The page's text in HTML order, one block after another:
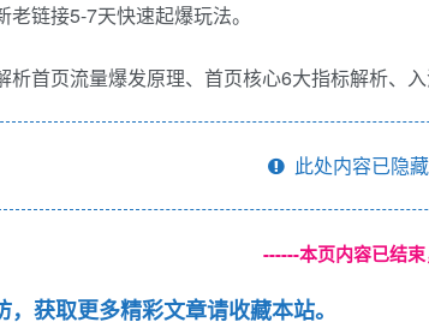
链接5-7天快速起爆玩法。
析首页流量爆发原理、首页核心6大指标解析、
此处内容已隐
------本页内容已结
，获取更多精彩文章请收藏本站。